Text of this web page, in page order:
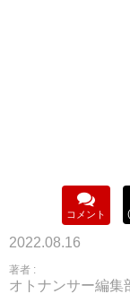
コメント
2022.08.16
著者 :
オトナンサー編集